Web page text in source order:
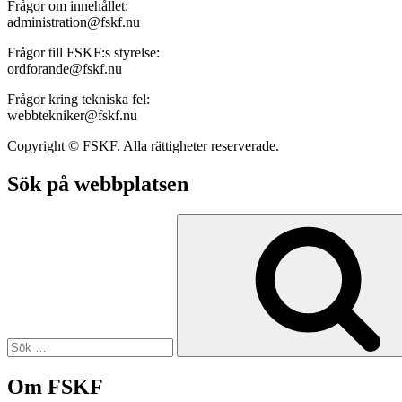
Frågor om innehållet:
administration@fskf.nu
Frågor till FSKF:s styrelse:
ordforande@fskf.nu
Frågor kring tekniska fel:
webbtekniker@fskf.nu
Copyright © FSKF. Alla rättigheter reserverade.
Sök på webbplatsen
Om FSKF